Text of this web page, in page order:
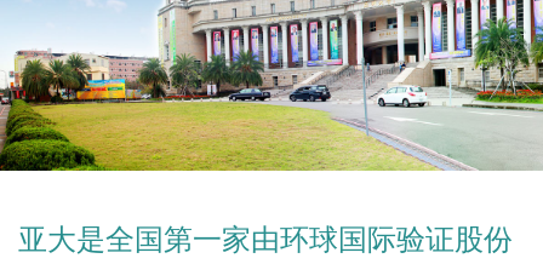
亚大是全国第一家由环球国际验证股份